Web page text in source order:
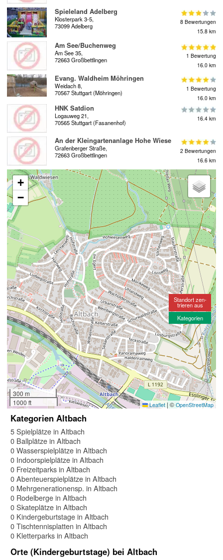
Spieleland Adelberg
Klosterpark 3-5,
73099 Adelberg
8 Bewertungen
15.8 km
Am See/Buchenweg
Am See 35,
72663 Großbettlingen
1 Bewertung
16.0 km
Evang. Waldheim Möhringen
Weidach 8,
70567 Stuttgart (Möhringen)
1 Bewertung
16.0 km
HNK Satdion
Logauweg 21,
70565 Stuttgart (Fasanenhof)
16.4 km
An der Kleingartenanlage Hohe Wiese
Grafenberger Straße,
72663 Großbettlingen
2 Bewertungen
16.6 km
+
−
300 m
1000 ft
Leaflet | © OpenStreetMap
Standort zen-
trieren aus
Kategorien
Kategorien Altbach
5 Spielplätze in Altbach
0 Ballplätze in Altbach
0 Wasserspielplätze in Altbach
0 Indoorspielplätze in Altbach
0 Freizeitparks in Altbach
0 Abenteuerspielplätze in Altbach
0 Mehrgenerationensp. in Altbach
0 Rodelberge in Altbach
0 Skateplätze in Altbach
0 Kindergeburtstage in Altbach
0 Tischtennisplatten in Altbach
0 Kletterparks in Altbach
Orte (Kindergeburtstage) bei Altbach